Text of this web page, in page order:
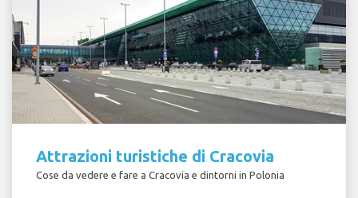
Attrazioni turistiche di Cracovia
Cose da vedere e fare a Cracovia e dintorni in Polonia